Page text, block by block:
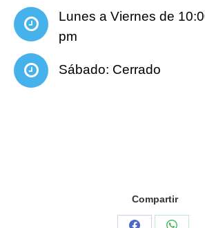
Lunes a Viernes de
pm
Sábado: Cerrado
Compartir